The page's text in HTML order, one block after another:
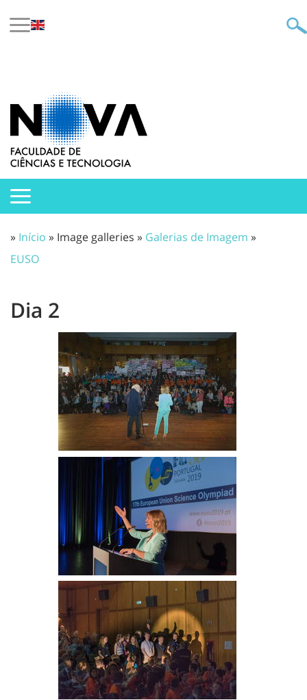
» Início » Image galleries » Galerias de Imagem »
EUSO
Dia 2